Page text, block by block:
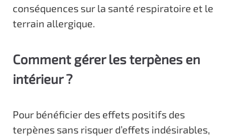
conséquences sur la santé respiratoire et le
terrain allergique.
Comment gérer les terpènes en
intérieur ?
Pour bénéficier des effets positifs des
terpènes sans risquer d’effets indésirables,